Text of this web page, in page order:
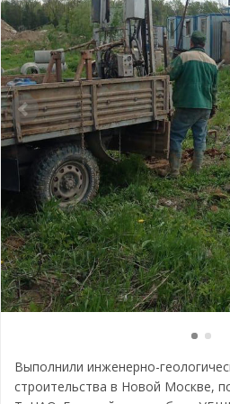
Выполнили инженерно-
строительства в Новой Москве,